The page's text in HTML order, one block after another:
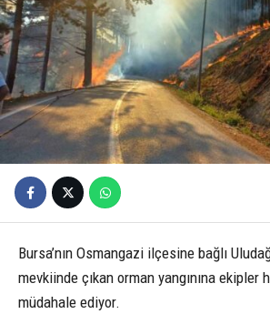
Bursa’nın Osmangazi ilçesine bağlı
mevkiinde çıkan orman yangınına ekipler
müdahale ediyor.